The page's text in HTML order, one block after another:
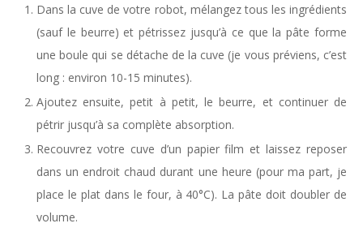
Dans la cuve de votre robot, mélangez tous les ingrédients
(sauf le beurre) et pétrissez jusqu’à ce que la pâte forme
une boule qui se détache de la cuve (je vous préviens, c’est
long : environ 10-15 minutes).
Ajoutez ensuite, petit à petit, le beurre, et continuer de
pétrir jusqu’à sa complète absorption.
Recouvrez votre cuve d’un papier film et laissez reposer
dans un endroit chaud durant une heure (pour ma part, je
place le plat dans le four, à 40°C). La pâte doit doubler de
volume.